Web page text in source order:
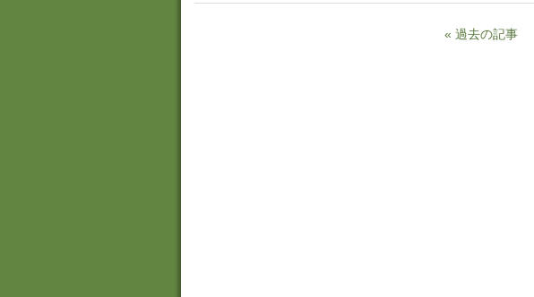
過去の記事